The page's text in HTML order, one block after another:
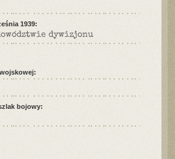
1939:
dywizjonu
bojowy: